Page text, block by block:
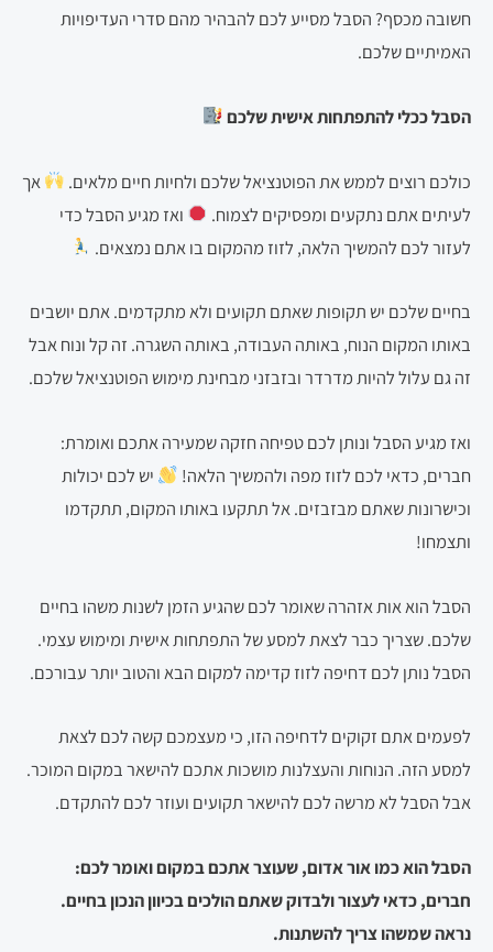
חשובה מכסף? הסבל מסייע לכם להבהיר מהם סדרי העדיפויות
האמיתיים שלכם.
הסבל ככלי להתפתחות אישית שלכם
כולכם רוצים לממש את הפוטנציאל שלכם ולחיות חיים מלאים.
אך
לעיתים אתם נתקעים ומפסיקים לצמוח.
ואז מגיע הסבל כדי
לעזור לכם להמשיך הלאה, לזוז מהמקום בו אתם נמצאים.
בחיים שלכם יש תקופות שאתם תקועים ולא מתקדמים. אתם יושבים
באותו המקום הנוח, באותה העבודה, באותה השגרה. זה קל ונוח אבל
זה גם עלול להיות מדרדר ובזבזני מבחינת מימוש הפוטנציאל שלכם.
ואז מגיע הסבל ונותן לכם טפיחה חזקה שמעירה אתכם ואומרת:
חברים, כדאי לכם לזוז מפה ולהמשיך הלאה!
יש לכם יכולות
וכישרונות שאתם מבזבזים. אל תתקעו באותו המקום, תתקדמו
ותצמחו!
הסבל הוא אות אזהרה שאומר לכם שהגיע הזמן לשנות משהו בחיים
שלכם. שצריך כבר לצאת למסע של התפתחות אישית ומימוש עצמי.
הסבל נותן לכם דחיפה לזוז קדימה למקום הבא והטוב יותר עבורכם.
לפעמים אתם זקוקים לדחיפה הזו, כי מעצמכם קשה לכם לצאת
למסע הזה. הנוחות והעצלנות מושכות אתכם להישאר במקום המוכר.
אבל הסבל לא מרשה לכם להישאר תקועים ועוזר לכם להתקדם.
הסבל הוא כמו אור אדום, שעוצר אתכם במקום ואומר לכם:
חברים, כדאי לעצור ולבדוק שאתם הולכים בכיוון הנכון בחיים.
נראה שמשהו צריך להשתנות.